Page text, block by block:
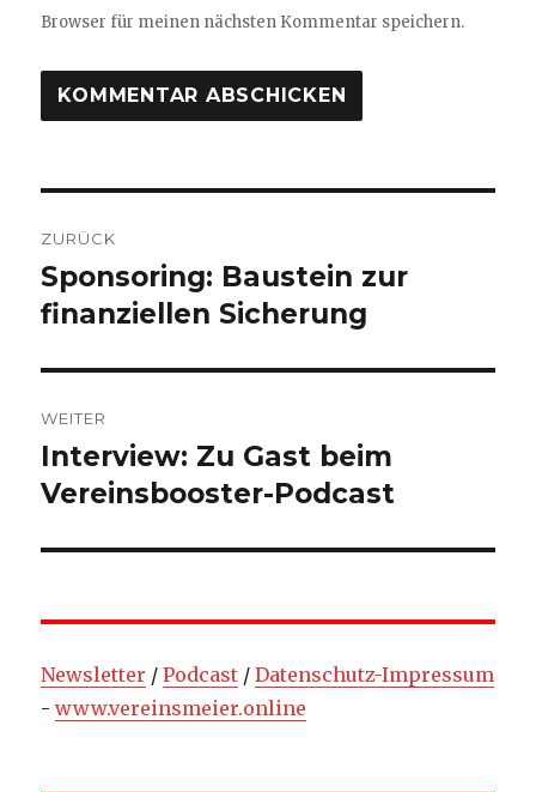
Browser für meinen nächsten Kommentar speichern.
ZURÜCK
Vorheriger
Beitrag:
Sponsoring: Baustein zur
finanziellen Sicherung
WEITER
Nächster
Beitrag:
Interview: Zu Gast beim
Vereinsbooster-Podcast
Newsletter /Podcast /Datenschutz-Impressum
-www.vereinsmeier.online